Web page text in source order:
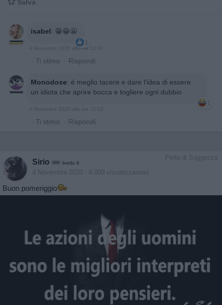
Salva
isabel: 😁😁😬
1
4 Novembre 2020 alle ore 12:47
· Ti stimo · Rispondi
Monodose: è meglio tacere e dare l'idea di essere
un idiota che aprire bocca e togliere ogni dubbio
1
4 Novembre 2020 alle ore 12:52
· Ti stimo · Rispondi
Perla di Saggezza
Sirio livello 9
4 Novembre 2020 - 4.000 visualizzazioni
Buon pomeriggio